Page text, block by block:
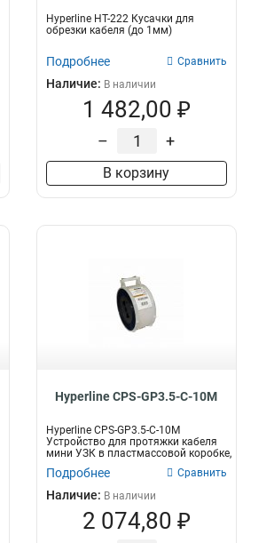
Hyperline HT-222 Кусачки для
обрезки кабеля (до 1мм)
Подробнее Сравнить
Наличие: В наличии
1 482,00 ₽
– +
В корзину
Hyperline CPS-GP3.5-C-10M
Hyperline CPS-GP3.5-C-10M
Устройство для протяжки кабеля
мини УЗК в пластмассовой коробке,
Подробнее Сравнить
Наличие: В наличии
2 074,80 ₽